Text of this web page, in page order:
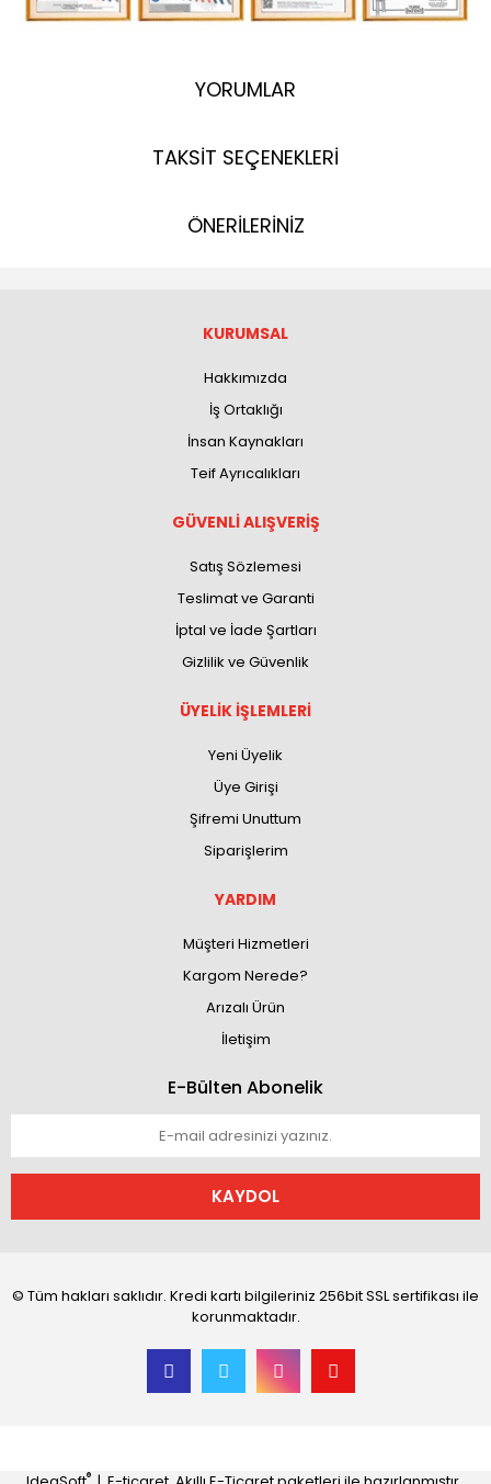
YORUMLAR
TAKSİT SEÇENEKLERİ
ÖNERİLERİNİZ
KURUMSAL
Hakkımızda
İş Ortaklığı
İnsan Kaynakları
Teif Ayrıcalıkları
GÜVENLİ ALIŞVERİŞ
Satış Sözlemesi
Teslimat ve Garanti
İptal ve İade Şartları
Gizlilik ve Güvenlik
ÜYELİK İŞLEMLERİ
Yeni Üyelik
Üye Girişi
Şifremi Unuttum
Siparişlerim
YARDIM
Müşteri Hizmetleri
Kargom Nerede?
Arızalı Ürün
İletişim
E-Bülten Abonelik
KAYDOL
© Tüm hakları saklıdır. Kredi kartı bilgileriniz 256bit SSL sertifikası ile
korunmaktadır.
®